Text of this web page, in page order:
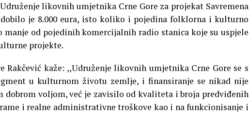
likovnih umjetnika Crne Gore za projekat Savremena
je 8.000 eura, isto koliko i pojedina folklorna i kulturno
manje od pojedinih komercijalnih radio stanica koje su uspjele
projekte.
Rakčević kaže: ,,Udruženje likovnih umjetnika Crne Gore se s
u kulturnom životu zemlje, i finansiranje se nikad nije
dobrom voljom, već je zavisilo od kvaliteta i broja predviđenih
i realne administrativne troškove kao i na funkcionisanje i